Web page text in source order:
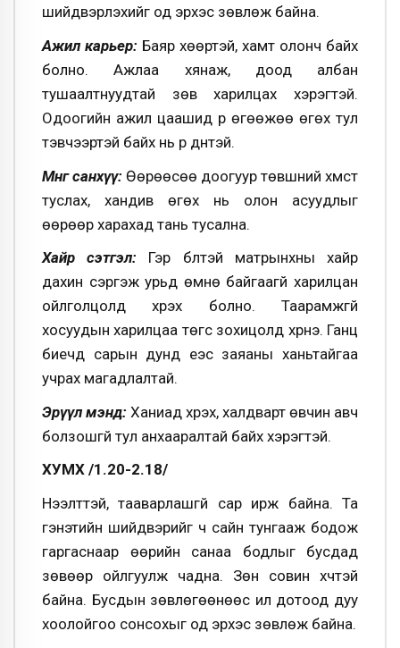
шийдвэрлэхийг од эрхэс зөвлөж байна.
Ажил карьер: Баяр хөөртэй, хамт олонч байх
болно. Ажлаа хянаж, доод албан
тушаалтнуудтай зөв харилцах хэрэгтэй.
Одоогийн ажил цаашид үр өгөөжөө өгөх тул
тэвчээртэй байх нь үр дүнтэй.
Мөнгө санхүү: Өөрөөсөө доогуур төвшний хүмүүст
туслах, хандив өгөх нь олон асуудлыг
өөрөөр харахад тань тусална.
Хайр сэтгэл: Гэр бүлтэй матрынхны хайр
дахин сэргэж урьд өмнө байгаагүй харилцан
ойлголцолд хүрэх болно. Таарамжгүй
хосуудын харилцаа төгс зохицолд хүрнэ. Ганц
биечүүд сарын дунд үеэс заяаны ханьтайгаа
учрах магадлалтай.
Эрүүл мэнд: Ханиад хүрэх, халдварт өвчин авч
болзошгүй тул анхааралтай байх хэрэгтэй.
ХУМХ /1.20-2.18/
Нээлттэй, тааварлашгүй сар ирж байна. Та
гэнэтийн шийдвэрийг ч сайн тунгааж бодож
гаргаснаар өөрийн санаа бодлыг бусдад
зөвөөр ойлгуулж чадна. Зөн совин хүчтэй
байна. Бусдын зөвлөгөөнөөс илүү дотоод дуу
хоолойгоо сонсохыг од эрхэс зөвлөж байна.